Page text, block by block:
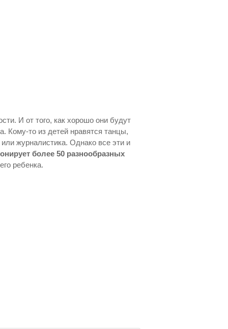
И от того, как хорошо они будут
Кому-то из детей нравятся танцы,
журналистика. Однако все эти и
более 50 разнообразных
ребенка.